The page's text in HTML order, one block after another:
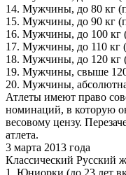
14. Мужчины, до 80 кг
15. Мужчины, до 90 кг
16. Мужчины, до 100 кг
17. Мужчины, до 110 кг
18. Мужчины, до 120 кг
19. Мужчины, свыше
20. Мужчины,
Атлеты имеют право
номинаций, в которую
весовому цензу.
атлета.
3 марта 2013 года
Классический Русский